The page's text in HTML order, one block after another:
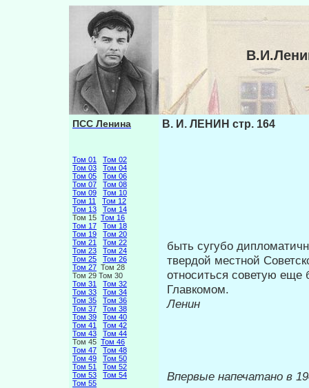
ПСС Ленина
Том 01
Том 02
Том 03
Том 04
Том 05
Том 06
Том 07
Том 08
Том 09
Том 10
Том 11
Том 12
Том 13
Том 14
Том 15 Том 16
Том 17
Том 18
Том 19
Том 20
Том 21
Том 22
Том 23
Том 24
Том 25
Том 26
Том 27 Том 28
Том 29 Том 30
Том 31
Том 32
Том 33
Том 34
Том 35
Том 36
Том 37
Том 38
Том 39
Том 40
Том 41
Том 42
Том 43
Том 44
Том 45 Том 46
Том 47
Том 48
Том 49
Том 50
Том 51
Том 52
Том 53
Том 54
Том 55
В. И. ЛЕНИН стр. 164
быть сугубо
твердой ме­стной
относиться советую еще
Главкомом.
Ленин
Впервые напечатано в